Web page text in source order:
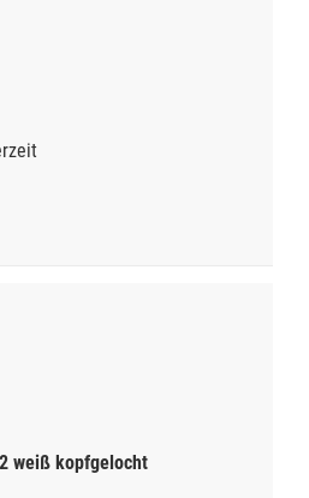
weiß kopfgelocht